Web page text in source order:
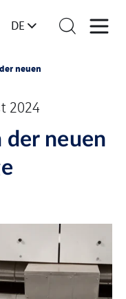
DE
neuen
2024
der neuen